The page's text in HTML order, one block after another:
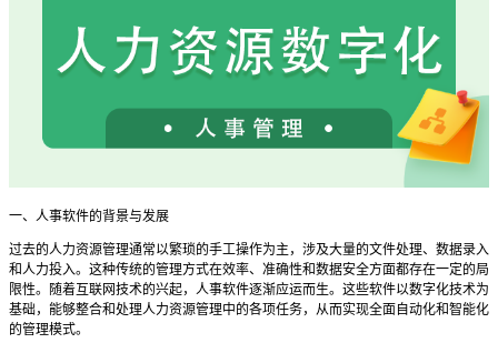
一、人事软件的背景与发展
过去的人力资源管理通常以繁琐的手工操作为主，涉及大量的文件处理、数据录入
和人力投入。这种传统的管理方式在效率、准确性和数据安全方面都存在一定的局
限性。随着互联网技术的兴起，人事软件逐渐应运而生。这些软件以数字化技术为
基础，能够整合和处理人力资源管理中的各项任务，从而实现全面自动化和智能化
的管理模式。